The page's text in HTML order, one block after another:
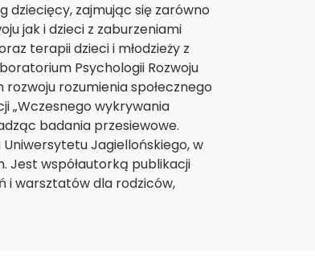
dziecięcy, zajmując się zarówno
jak i dzieci z zaburzeniami
terapii dzieci i młodzieży z
Psychologii Rozwoju
rozumienia społecznego
„Wczesnego wykrywania
badania przesiewowe.
Jagiellońskiego, w
Jest współautorką publikacji
i warsztatów dla rodziców,